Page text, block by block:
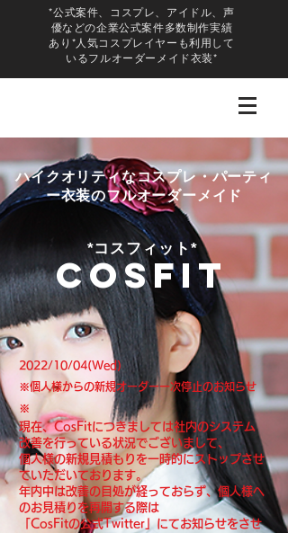
*公式案件、コスプレ、アイドル、声
優などの企業公式案件多数制作実績
あり*人気コスプレイヤーも利用して
いるフルオーダーメイド衣装*
ハイクオリティなコスプレ・パーティ
ー衣装のフルオーダーメイド
​*コスフィット*
CosFit
2022/10/04(Wed)
※個人様からの新規オーダー一次停止のお知らせ
※
現在、CosFitにつきましては社内のシステム
改善を行っている状況でございまして、
個人様の新規見積もりを一時的にストップさせ
ていただいております。
年内中は改善の目処が経っておらず、個人様へ
のお見積りを再開する際は
「CosFitの公式Twitter」にてお知らせをさせ